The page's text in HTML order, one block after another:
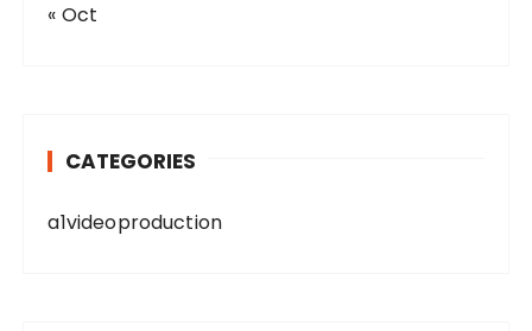
« Oct
CATEGORIES
a1videoproduction